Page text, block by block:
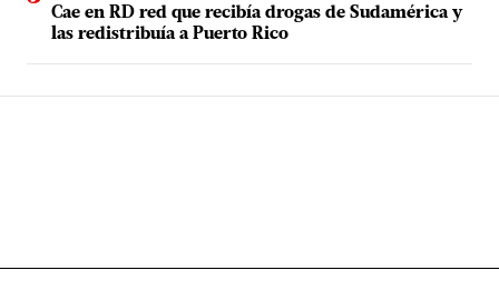
Cae en RD red que recibía drogas de Sudamérica y
las redistribuía a Puerto Rico